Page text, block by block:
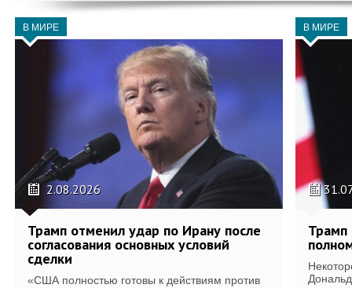
В МИРЕ
2.08.2026
Трамп отменил удар по Ирану после
согласования основных условий
сделки
«США полностью готовы к действиям против
В МИРЕ
Трамп